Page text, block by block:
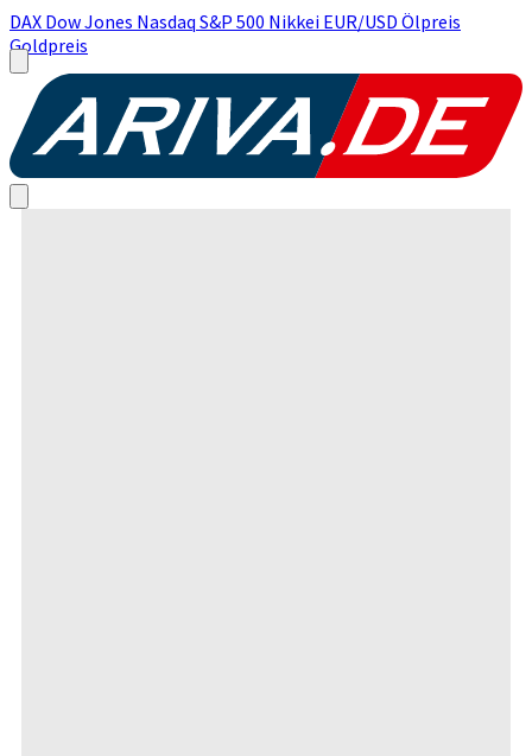
DAX Dow Jones Nasdaq S&P 500 Nikkei EUR/USD Ölpreis
Goldpreis